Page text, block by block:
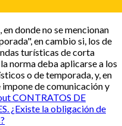
donde no se mencionan
en cambio si, los de
turísticas de corta
norma deba aplicarse a los
o de temporada, y, en
de comunicación y
CONTRATOS DE
¿Existe la obligación de